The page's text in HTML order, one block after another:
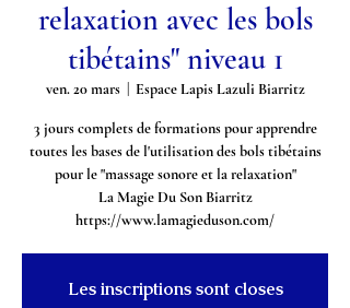
relaxation avec les bols
tibétains" niveau 1
ven. 20 mars
  |
Espace Lapis Lazuli Biarritz
3 jours complets de formations pour apprendre
toutes les bases de l'utilisation des bols tibétains
pour le "massage sonore et la relaxation"
La Magie Du Son Biarritz
https://www.lamagieduson.com/
Les inscriptions sont closes